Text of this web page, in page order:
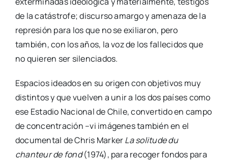
de la catástrofe; discurso amargo y amenaza de la
represión para los que no se exiliaron, pero
también, con los años, la voz de los fallecidos que
no quieren ser silenciados.
Espacios ideados en su origen con objetivos muy
distintos y que vuelven a unir a los dos países como
ese Estadio Nacional de Chile, convertido en campo
de concentración –vi imágenes también en el
documental de Chris MarkerLa solitude du
chanteur de fond(1974), para recoger fondos para